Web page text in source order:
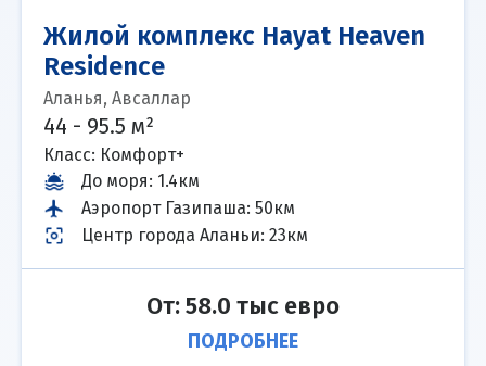
Жилой комплекс Hayat Heaven
Residence
Аланья, Авсаллар
44 - 95.5 м²
Класс: Комфорт+
До моря: 1.4км
Аэропорт Газипаша: 50км
Центр города Аланьи: 23км
От: 58.0 тыс евро
ПОДРОБНЕЕ